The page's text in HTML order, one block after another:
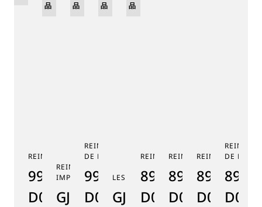
REINE DE NAPLES 9915
9915BB/58/964
D0
REINE DE NAPLES PERLES
IMPÉRIALES
GJ29BH89254DD5J4
品
REINE DE NAPLES PHASE
DE LUNE 9935
9935BH/4Y/J40
D0
品
LES JARDINS DU PETIT TRIANON
GJE25BH20.8985DB
品
REINE DE NAPLES 8925
8925BH/5W/J40
D0
品
REINE DE NAPLES 8918
8918BB/5D/
D0
REINE DE
8938BB/
D0
REINE
DE LUNE
D000